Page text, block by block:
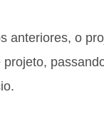
anteriores, o